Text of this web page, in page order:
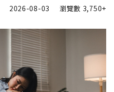
2026-08-03 瀏覽數 3,750+